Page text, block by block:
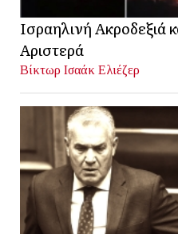
Ισραηλινή Ακροδεξιά
Αριστερά
Βίκτωρ Ισαάκ Ελιέζερ